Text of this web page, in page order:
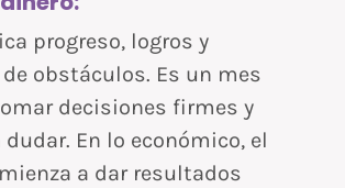
progreso, logros y
obstáculos. Es un mes
decisiones firmes y
En lo económico, el
a dar resultados